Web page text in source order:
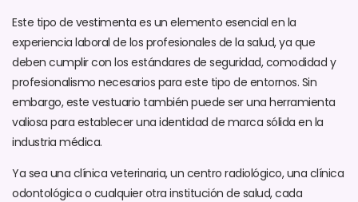
Este tipo de vestimenta es un elemento esencial en la
experiencia laboral de los profesionales de la salud, ya que
deben cumplir con los estándares de seguridad, comodidad y
profesionalismo necesarios para este tipo de entornos. Sin
embargo, este vestuario también puede ser una herramienta
valiosa para establecer una identidad de marca sólida en la
industria médica.
Ya sea una clínica veterinaria, un centro radiológico, una clínica
odontológica o cualquier otra institución de salud, cada